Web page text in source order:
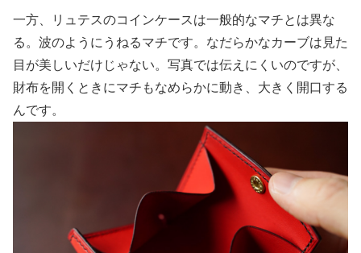
一方、リュテスのコインケースは一般的なマチとは異な
る。波のようにうねるマチです。なだらかなカーブは見た
目が美しいだけじゃない。写真では伝えにくいのですが、
財布を開くときにマチもなめらかに動き、大きく開口する
んです。